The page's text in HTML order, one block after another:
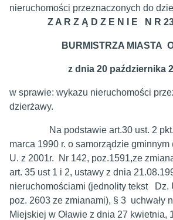
nieruchomości przeznaczonych do
Z A R Z Ą D Z E N I E N R
BURMISTRZA MIASTA
z dnia 20 października
w sprawie: wykazu nieruchomości
dzierżawy.
Na podstawie art.30 ust. 2 pkt.
marca 1990 r. o samorządzie gminnym
U. z 2001r. Nr 142, poz.1591,ze
art. 35 ust 1 i 2, ustawy z dnia
nieruchomościami (jednolity tekst Dz.
poz. 2603 ze zmianami), § 3 uchwały
Miejskiej w Oławie z dnia 27 kwietnia,